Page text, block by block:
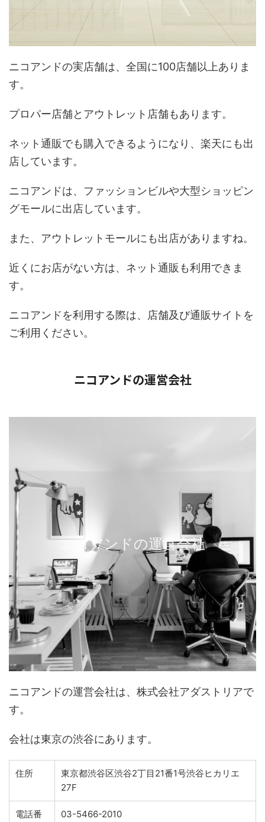
ニコアンドの実店舗は、全国に100店舗以上ありま
す。
プロパー店舗とアウトレット店舗もあります。
ネット通販でも購入できるようになり、楽天にも出
店しています。
ニコアンドは、ファッションビルや大型ショッピン
グモールに出店しています。
また、アウトレットモールにも出店がありますね。
近くにお店がない方は、ネット通販も利用できま
す。
ニコアンドを利用する際は、店舗及び通販サイトを
ご利用ください。
ニコアンドの運営会社
ニコアンドの運営会社
ニコアンドの運営会社は、株式会社アダストリアで
す。
会社は東京の渋谷にあります。
住所
東京都渋谷区渋谷2丁目21番1号渋谷ヒカリエ
27F
電話番
03-5466-2010